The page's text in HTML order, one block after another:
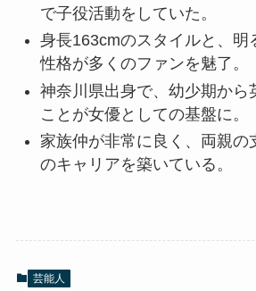
で子役活動をしていた。
身長163cmのスタイルと、明
性格が多くのファンを魅了。
神奈川県出身で、幼少期から
ことが女優としての基盤に。
家族仲が非常に良く、両親の
のキャリアを築いている。
芸能人